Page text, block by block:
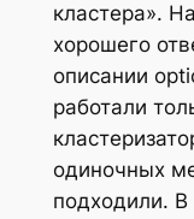
кластера».
хорошего
описании
работали
одиночных
подходили. В